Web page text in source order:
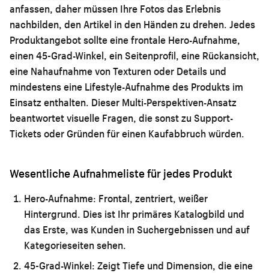
anfassen, daher müssen Ihre Fotos das Erlebnis
nachbilden, den Artikel in den Händen zu drehen. Jedes
Produktangebot sollte eine frontale Hero-Aufnahme,
einen 45-Grad-Winkel, ein Seitenprofil, eine Rückansicht,
eine Nahaufnahme von Texturen oder Details und
mindestens eine Lifestyle-Aufnahme des Produkts im
Einsatz enthalten. Dieser Multi-Perspektiven-Ansatz
beantwortet visuelle Fragen, die sonst zu Support-
Tickets oder Gründen für einen Kaufabbruch würden.
Wesentliche Aufnahmeliste für jedes Produkt
Hero-Aufnahme: Frontal, zentriert, weißer
Hintergrund. Dies ist Ihr primäres Katalogbild und
das Erste, was Kunden in Suchergebnissen und auf
Kategorieseiten sehen.
45-Grad-Winkel: Zeigt Tiefe und Dimension, die eine